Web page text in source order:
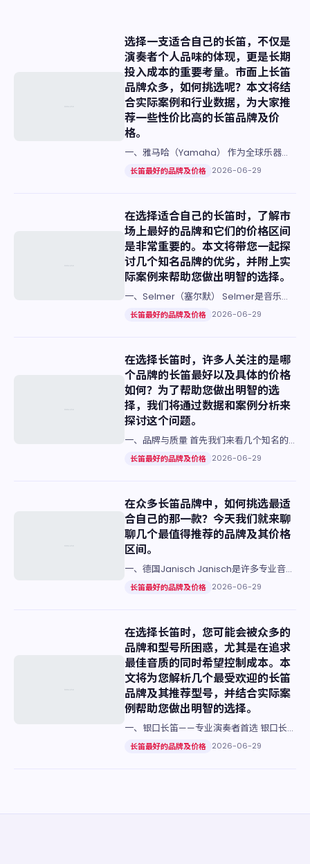
选择一支适合自己的长笛，不仅是
演奏者个人品味的体现，更是长期
投入成本的重要考量。市面上长笛
品牌众多，如何挑选呢？本文将结
合实际案例和行业数据，为大家推
荐一些性价比高的长笛品牌及价
格。
一、雅马哈（Yamaha） 作为全球乐器制
造领域的知名品牌之一，雅马哈的长笛以其
长笛最好的品牌及价格 2026-06-29
在选择适合自己的长笛时，了解市
场上最好的品牌和它们的价格区间
是非常重要的。本文将带您一起探
讨几个知名品牌的优劣，并附上实
际案例来帮助您做出明智的选择。
一、Selmer（塞尔默） Selmer是音乐界
公认的长笛之王，以其卓越的音质和精湛的
长笛最好的品牌及价格 2026-06-29
在选择长笛时，许多人关注的是哪
个品牌的长笛最好以及具体的价格
如何？为了帮助您做出明智的选
择，我们将通过数据和案例分析来
探讨这个问题。
一、品牌与质量 首先我们来看几个知名的
长笛品牌：雅马哈、巴克斯特及萨克斯等。
长笛最好的品牌及价格 2026-06-29
在众多长笛品牌中，如何挑选最适
合自己的那一款？今天我们就来聊
聊几个最值得推荐的品牌及其价格
区间。
一、德国Janisch Janisch是许多专业音乐
学院的指定品牌之一。它的音质纯净、穿透
长笛最好的品牌及价格 2026-06-29
在选择长笛时，您可能会被众多的
品牌和型号所困惑，尤其是在追求
最佳音质的同时希望控制成本。本
文将为您解析几个最受欢迎的长笛
品牌及其推荐型号，并结合实际案
例帮助您做出明智的选择。
一、银口长笛——专业演奏者首选 银口长笛
以其卓越的声音质量和耐用性受到众多职业
长笛最好的品牌及价格 2026-06-29